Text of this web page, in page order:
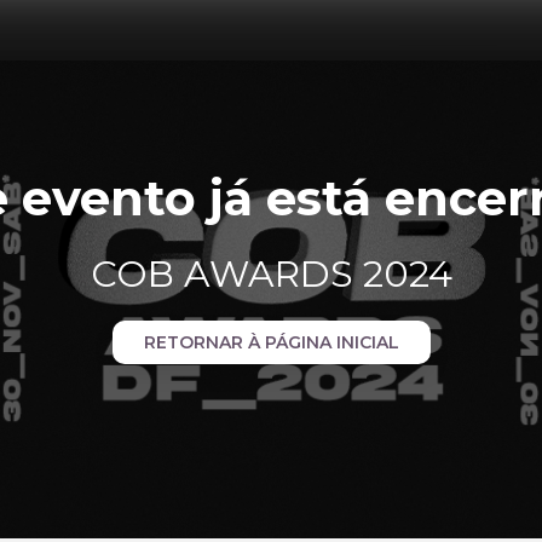
evento já está
COB AWARDS 2024
RETORNAR À PÁGINA INICIAL